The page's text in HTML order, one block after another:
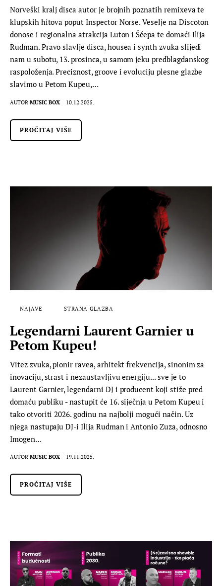
Norveški kralj disca autor je brojnih poznatih remixeva te
klupskih hitova poput Inspector Norse. Veselje na Discoton
donose i regionalna atrakcija Luton i Šćepa te domaći Ilija
Rudman. Pravo slavlje disca, housea i synth zvuka slijedi
nam u subotu, 13. prosinca, u samom jeku predblagdanskog
raspoloženja. Preciznost, groove i evoluciju plesne glazbe
slavimo u Petom Kupeu,…
AUTOR MUSIC BOX 10.12.2025.
PROČITAJ VIŠE
NAJAVE STRANA GLAZBA
Legendarni Laurent Garnier u
Petom Kupeu!
Vitez zvuka, pionir ravea, arhitekt frekvencija, sinonim za
inovaciju, strast i nezaustavljivu energiju... sve je to
Laurent Garnier, legendarni DJ i producent koji stiže pred
domaću publiku - nastupit će 16. siječnja u Petom Kupeu i
tako otvoriti 2026. godinu na najbolji mogući način. Uz
njega nastupaju DJ-i Ilija Rudman i Antonio Zuza, odnosno
Imogen…
AUTOR MUSIC BOX 19.11.2025.
PROČITAJ VIŠE